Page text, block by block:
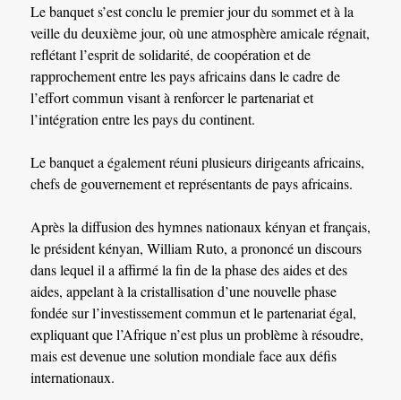
Le banquet s’est conclu le premier jour du sommet et à la
veille du deuxième jour, où une atmosphère amicale régnait,
reflétant l’esprit de solidarité, de coopération et de
rapprochement entre les pays africains dans le cadre de
l’effort commun visant à renforcer le partenariat et
l’intégration entre les pays du continent.
Le banquet a également réuni plusieurs dirigeants africains,
chefs de gouvernement et représentants de pays africains.
Après la diffusion des hymnes nationaux kényan et français,
le président kényan, William Ruto, a prononcé un discours
dans lequel il a affirmé la fin de la phase des aides et des
aides, appelant à la cristallisation d’une nouvelle phase
fondée sur l’investissement commun et le partenariat égal,
expliquant que l’Afrique n’est plus un problème à résoudre,
mais est devenue une solution mondiale face aux défis
internationaux.